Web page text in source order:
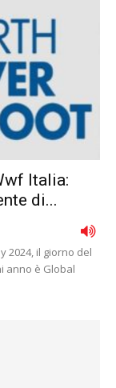
Italia:
di...
2024, il giorno del
anno è Global